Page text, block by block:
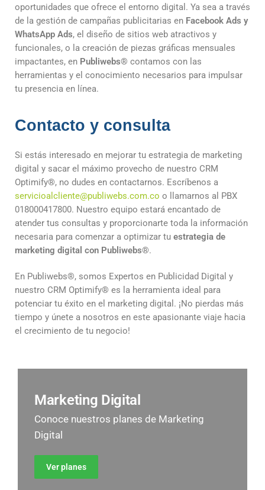
oportunidades que ofrece el entorno digital. Ya sea a través
de la gestión de campañas publicitarias en Facebook Ads y
WhatsApp Ads, el diseño de sitios web atractivos y
funcionales, o la creación de piezas gráficas mensuales
impactantes, en Publiwebs® contamos con las
herramientas y el conocimiento necesarios para impulsar
tu presencia en línea.
Contacto y consulta
Si estás interesado en mejorar tu estrategia de marketing
digital y sacar el máximo provecho de nuestro CRM
Optimify®, no dudes en contactarnos. Escríbenos a
servicioalcliente@publiwebs.com.co o llamarnos al PBX
018000417800. Nuestro equipo estará encantado de
atender tus consultas y proporcionarte toda la información
necesaria para comenzar a optimizar tu estrategia de
marketing digital con Publiwebs®.
En Publiwebs®, somos Expertos en Publicidad Digital y
nuestro CRM Optimify® es la herramienta ideal para
potenciar tu éxito en el marketing digital. ¡No pierdas más
tiempo y únete a nosotros en este apasionante viaje hacia
el crecimiento de tu negocio!
Marketing Digital
Conoce nuestros planes de Marketing
Digital
Ver planes